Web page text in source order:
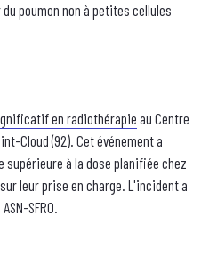
poumon non à petites cellules
en radiothérapie au Centre
Cloud (92). Cet événement a
supérieure à la dose planifiée chez
leur prise en charge. L'incident a
SFRO.